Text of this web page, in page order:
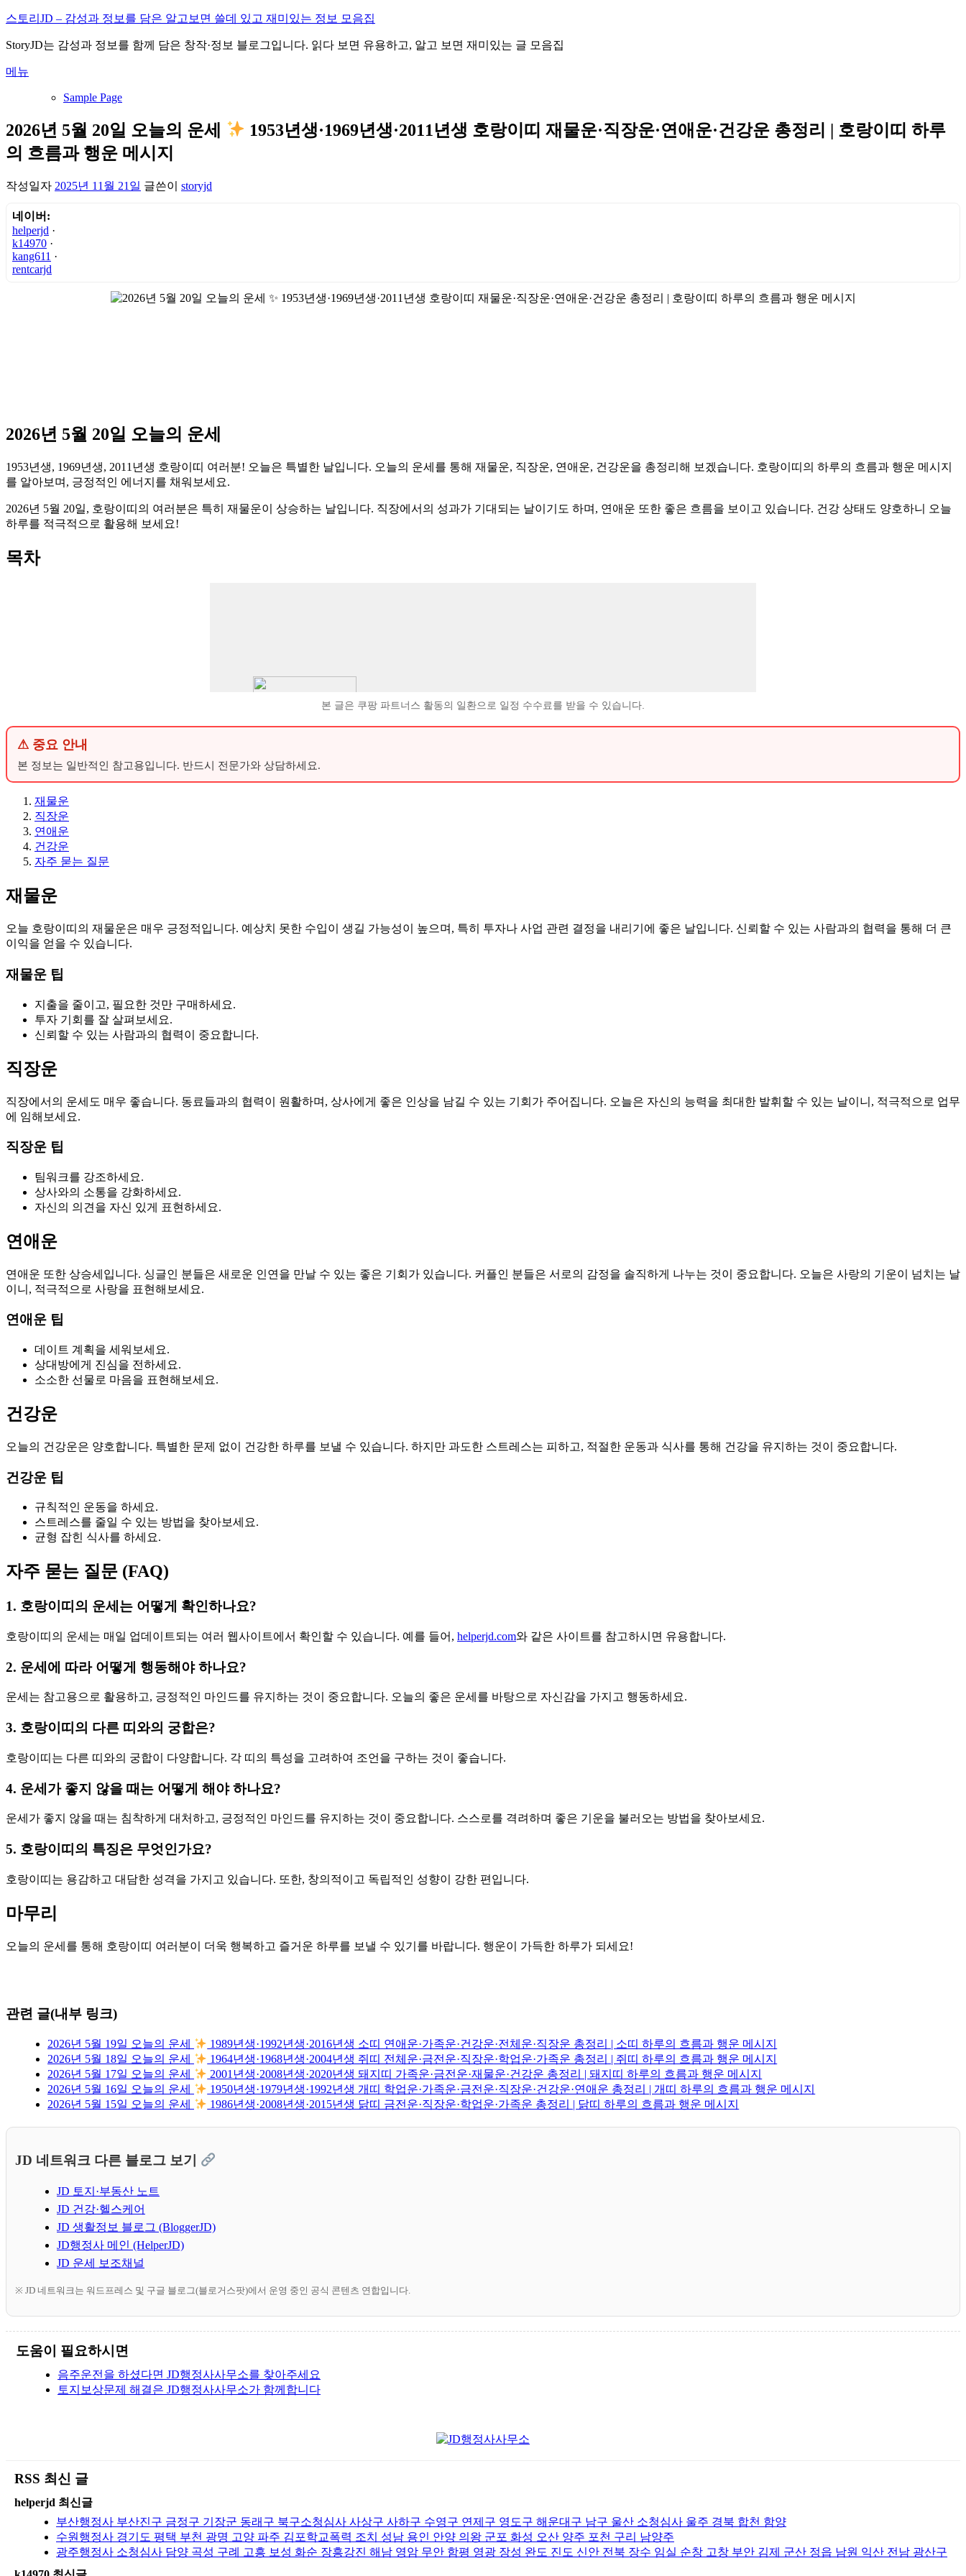
내
으
바
기
스토리JD – 감성과 정보를 담은 알고보면 쓸데 있고 재미있는 정보 모음집
StoryJD는 감성과 정보를 함께 담은 창작·정보 블로그입니다. 읽다 보면 유용하고, 알고 보면 재미있는 글 모음집
메뉴
Sample Page
2026년 5월 20일 오늘의 운세
1953년생·1969년생·2011년생 호랑이띠 재물운·직장운·연애운·건강운 총정리 | 호랑이띠 하루
의 흐름과 행운 메시지
작성일자 2025년 11월 21일 글쓴이 storyjd
네이버:
helperjd ·
k14970 ·
kang611 ·
rentcarjd
2026년 5월 20일 오늘의 운세
1953년생, 1969년생, 2011년생 호랑이띠 여러분! 오늘은 특별한 날입니다. 오늘의 운세를 통해 재물운, 직장운, 연애운, 건강운을 총정리해 보겠습니다. 호랑이띠의 하루의 흐름과 행운 메시지
를 알아보며, 긍정적인 에너지를 채워보세요.
2026년 5월 20일, 호랑이띠의 여러분은 특히 재물운이 상승하는 날입니다. 직장에서의 성과가 기대되는 날이기도 하며, 연애운 또한 좋은 흐름을 보이고 있습니다. 건강 상태도 양호하니 오늘
하루를 적극적으로 활용해 보세요!
목차
본 글은 쿠팡 파트너스 활동의 일환으로 일정 수수료를 받을 수 있습니다.
⚠ 중요 안내
본 정보는 일반적인 참고용입니다. 반드시 전문가와 상담하세요.
재물운
직장운
연애운
건강운
자주 묻는 질문
재물운
오늘 호랑이띠의 재물운은 매우 긍정적입니다. 예상치 못한 수입이 생길 가능성이 높으며, 특히 투자나 사업 관련 결정을 내리기에 좋은 날입니다. 신뢰할 수 있는 사람과의 협력을 통해 더 큰
이익을 얻을 수 있습니다.
재물운 팁
지출을 줄이고, 필요한 것만 구매하세요.
투자 기회를 잘 살펴보세요.
신뢰할 수 있는 사람과의 협력이 중요합니다.
직장운
직장에서의 운세도 매우 좋습니다. 동료들과의 협력이 원활하며, 상사에게 좋은 인상을 남길 수 있는 기회가 주어집니다. 오늘은 자신의 능력을 최대한 발휘할 수 있는 날이니, 적극적으로 업무
에 임해보세요.
직장운 팁
팀워크를 강조하세요.
상사와의 소통을 강화하세요.
자신의 의견을 자신 있게 표현하세요.
연애운
연애운 또한 상승세입니다. 싱글인 분들은 새로운 인연을 만날 수 있는 좋은 기회가 있습니다. 커플인 분들은 서로의 감정을 솔직하게 나누는 것이 중요합니다. 오늘은 사랑의 기운이 넘치는 날
이니, 적극적으로 사랑을 표현해보세요.
연애운 팁
데이트 계획을 세워보세요.
상대방에게 진심을 전하세요.
소소한 선물로 마음을 표현해보세요.
건강운
오늘의 건강운은 양호합니다. 특별한 문제 없이 건강한 하루를 보낼 수 있습니다. 하지만 과도한 스트레스는 피하고, 적절한 운동과 식사를 통해 건강을 유지하는 것이 중요합니다.
건강운 팁
규칙적인 운동을 하세요.
스트레스를 줄일 수 있는 방법을 찾아보세요.
균형 잡힌 식사를 하세요.
자주 묻는 질문 (FAQ)
1. 호랑이띠의 운세는 어떻게 확인하나요?
호랑이띠의 운세는 매일 업데이트되는 여러 웹사이트에서 확인할 수 있습니다. 예를 들어, helperjd.com와 같은 사이트를 참고하시면 유용합니다.
2. 운세에 따라 어떻게 행동해야 하나요?
운세는 참고용으로 활용하고, 긍정적인 마인드를 유지하는 것이 중요합니다. 오늘의 좋은 운세를 바탕으로 자신감을 가지고 행동하세요.
3. 호랑이띠의 다른 띠와의 궁합은?
호랑이띠는 다른 띠와의 궁합이 다양합니다. 각 띠의 특성을 고려하여 조언을 구하는 것이 좋습니다.
4. 운세가 좋지 않을 때는 어떻게 해야 하나요?
운세가 좋지 않을 때는 침착하게 대처하고, 긍정적인 마인드를 유지하는 것이 중요합니다. 스스로를 격려하며 좋은 기운을 불러오는 방법을 찾아보세요.
5. 호랑이띠의 특징은 무엇인가요?
호랑이띠는 용감하고 대담한 성격을 가지고 있습니다. 또한, 창의적이고 독립적인 성향이 강한 편입니다.
마무리
오늘의 운세를 통해 호랑이띠 여러분이 더욱 행복하고 즐거운 하루를 보낼 수 있기를 바랍니다. 행운이 가득한 하루가 되세요!
관련 글(내부 링크)
2026년 5월 19일 오늘의 운세
1989년생·1992년생·2016년생 소띠 연애운·가족운·건강운·전체운·직장운 총정리 | 소띠 하루의 흐름과 행운 메시지
2026년 5월 18일 오늘의 운세
1964년생·1968년생·2004년생 쥐띠 전체운·금전운·직장운·학업운·가족운 총정리 | 쥐띠 하루의 흐름과 행운 메시지
2026년 5월 17일 오늘의 운세
2001년생·2008년생·2020년생 돼지띠 가족운·금전운·재물운·건강운 총정리 | 돼지띠 하루의 흐름과 행운 메시지
2026년 5월 16일 오늘의 운세
1950년생·1979년생·1992년생 개띠 학업운·가족운·금전운·직장운·건강운·연애운 총정리 | 개띠 하루의 흐름과 행운 메시지
2026년 5월 15일 오늘의 운세
1986년생·2008년생·2015년생 닭띠 금전운·직장운·학업운·가족운 총정리 | 닭띠 하루의 흐름과 행운 메시지
JD 네트워크 다른 블로그 보기
JD 토지·부동산 노트
JD 건강·헬스케어
JD 생활정보 블로그 (BloggerJD)
JD행정사 메인 (HelperJD)
JD 운세 보조채널
※ JD 네트워크는 워드프레스 및 구글 블로그(블로거스팟)에서 운영 중인 공식 콘텐츠 연합입니다.
도움이 필요하시면
음주운전을 하셨다면 JD행정사사무소를 찾아주세요
토지보상문제 해결은 JD행정사사무소가 함께합니다
RSS 최신 글
helperjd 최신글
부산행정사 부산진구 금정구 기장군 동래구 북구소청심사 사상구 사하구 수영구 연제구 영도구 해운대구 남구 울산 소청심사 울주 경북 합천 함양
수원행정사 경기도 평택 부천 광명 고양 파주 김포학교폭력 조치 성남 용인 안양 의왕 군포 화성 오산 양주 포천 구리 남양주
광주행정사 소청심사 담양 곡성 구례 고흥 보성 화순 장흥강진 해남 영암 무안 함평 영광 장성 완도 진도 신안 전북 장수 임실 순창 고창 부안 김제 군산 정읍 남원 익산 전남 광산구